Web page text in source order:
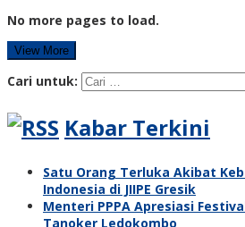
No more pages to load.
View More
Cari untuk:
Kabar Terkini
Satu Orang Terluka Akibat
Indonesia di JIIPE Gresik
Menteri PPPA Apresiasi
Tanoker Ledokombo